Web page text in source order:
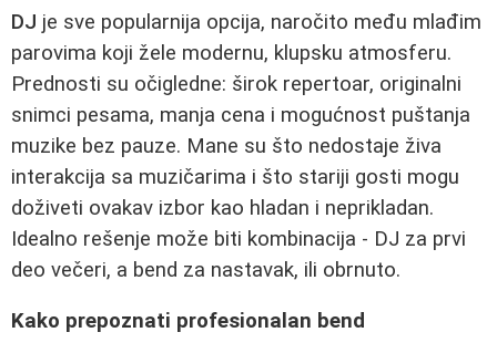
DJ je sve popularnija opcija, naročito među mlađim
parovima koji žele modernu, klupsku atmosferu.
Prednosti su očigledne: širok repertoar, originalni
snimci pesama, manja cena i mogućnost puštanja
muzike bez pauze. Mane su što nedostaje živa
interakcija sa muzičarima i što stariji gosti mogu
doživeti ovakav izbor kao hladan i neprikladan.
Idealno rešenje može biti kombinacija - DJ za prvi
deo večeri, a bend za nastavak, ili obrnuto.
Kako prepoznati profesionalan bend